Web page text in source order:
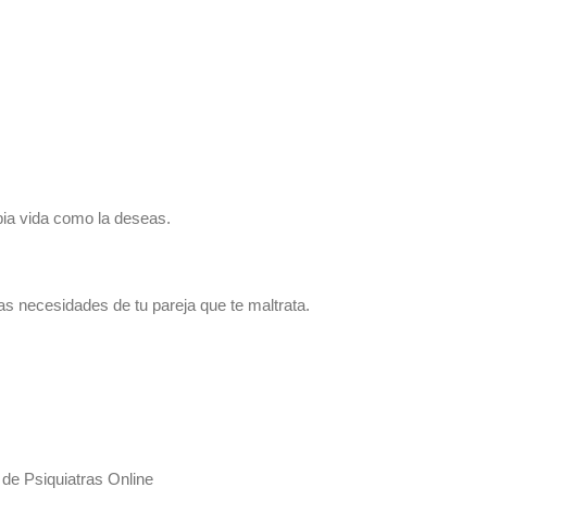
vida como la deseas.
necesidades de tu pareja que te maltrata.
Psiquiatras Online